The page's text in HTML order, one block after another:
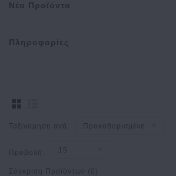
Νέα Προϊόντα
Πληροφορίες
Ταξινομηση ανά: Προκαθορισμένη
Προβολή: 15
Σύγκριση Προϊόντων (0)